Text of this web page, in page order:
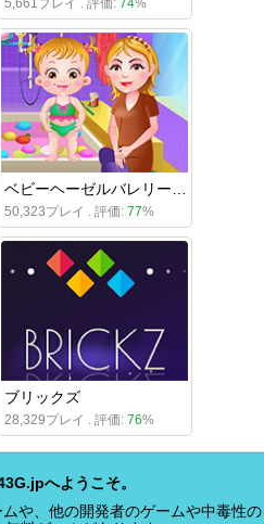
5,661プレイ . 評価: 74%
50,323プレイ . 評価: 77%
ブリックズ
28,329プレイ . 評価: 76%
へようこそ。
や、他の開発者のゲームや中毒性の